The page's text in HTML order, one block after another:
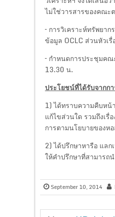
ไม่ใช่วารสารของคณะ
– การวิเคราะห์ทรัพยา
ข้อมูล OCLC ส่วนหัวเ
– กำหนดการประชุมค
13.30 น.
ประโยชน์ที่ได้รับจากก
1) ได้ทราบความคืบหน้
แก้ไขส่วนใด รวมถึงเรื่
การตามนโยบายของห
2) ได้ปรึกษาหารือ แล
ให้คำปรึกษาที่สามารถ
September 10, 2014